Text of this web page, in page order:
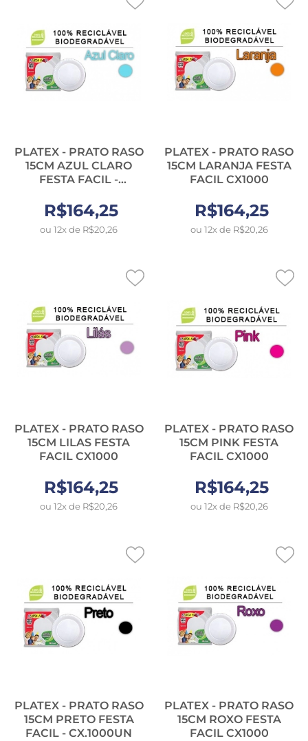
PLATEX - PRATO RASO
15CM AZUL CLARO
FESTA FACIL -
R$164,25
ou 12x de R$20,26
PLATEX - PRATO RASO
15CM LARANJA FESTA
FACIL CX1000
R$164,25
ou 12x de R$20,26
PLATEX - PRATO RASO
15CM LILAS FESTA
FACIL CX1000
R$164,25
ou 12x de R$20,26
PLATEX - PRATO RASO
15CM PINK FESTA
FACIL CX1000
R$164,25
ou 12x de R$20,26
PLATEX - PRATO RASO
15CM PRETO FESTA
FACIL - CX.1000UN
PLATEX - PRATO RASO
15CM ROXO FESTA
FACIL CX1000